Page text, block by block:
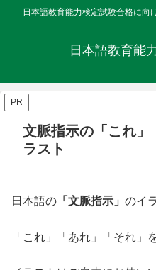
日本語教育能力検定試験合格に向
日本語教育能
PR
文脈指示の「これ」
ラスト
日本語の 「文脈指示」 のイ
「これ」「あれ」「それ」